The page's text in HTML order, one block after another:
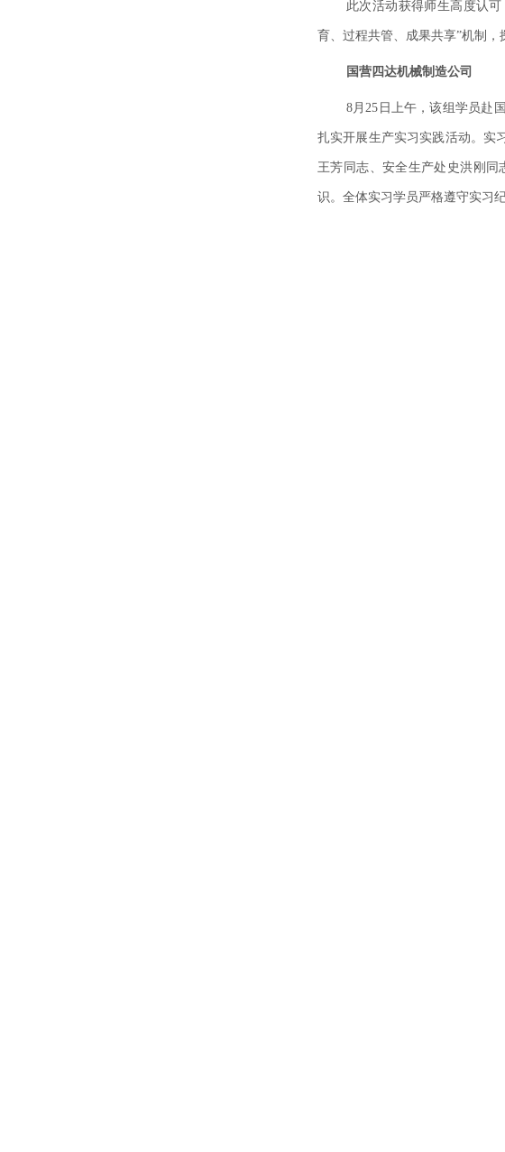
此次活动获得师生高度认
育、过程共管、成果共享”机制
国营四达机械制造公司
8月25日上午，该组学员赴
扎实开展生产实习实践活动。实
王芳同志、安全生产处史洪刚
识。全体实习学员严格遵守实习